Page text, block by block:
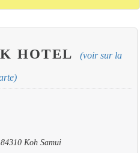
HOTEL (voir sur la
Koh Samui